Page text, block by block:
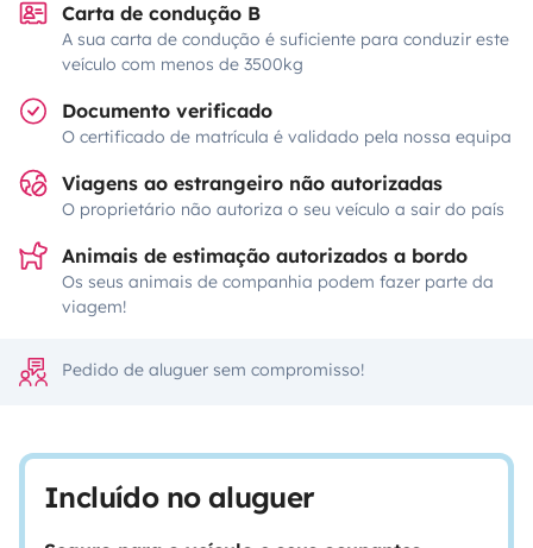
Carta de condução B
A sua carta de condução é suficiente para conduzir este
veículo com menos de 3500kg
Documento verificado
O certificado de matrícula é validado pela nossa equipa
Viagens ao estrangeiro não autorizadas
O proprietário não autoriza o seu veículo a sair do país
Animais de estimação autorizados a bordo
Os seus animais de companhia podem fazer parte da
viagem!
Pedido de aluguer sem compromisso!
Incluído no aluguer